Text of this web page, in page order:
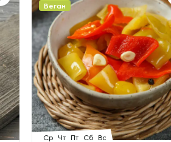
Веган
Ср Чт Пт Сб Вс